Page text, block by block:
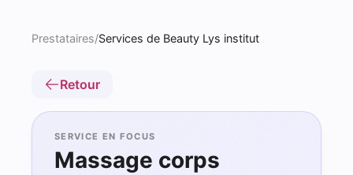
Prestataires/Services de Beauty Lys institut
Retour
SERVICE EN FOCUS
Massage corps